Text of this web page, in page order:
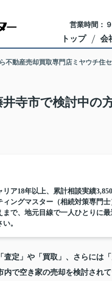
営業時間：
トップ 会
不動産売却買取専門店ミヤウチ住
寺市で検討中の
ア18年以上、累計相談実績
ングマスター（相続対策専門
で、地元目線で一人ひとりに
。
定」や「買取」、さらには
内で空き家の売却を検討され